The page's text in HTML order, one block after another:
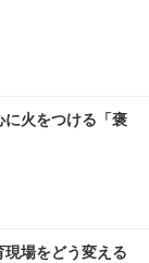
に火をつける「褒
現場をどう変える